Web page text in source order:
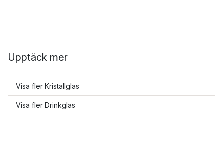
Upptäck mer
Visa fler Kristallglas
Visa fler Drinkglas